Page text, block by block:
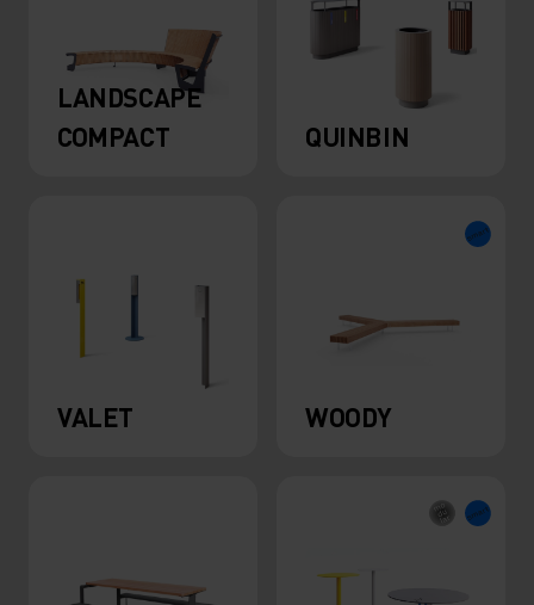
LANDSCAPE
COMPACT
QUINBIN
VALET WOODY